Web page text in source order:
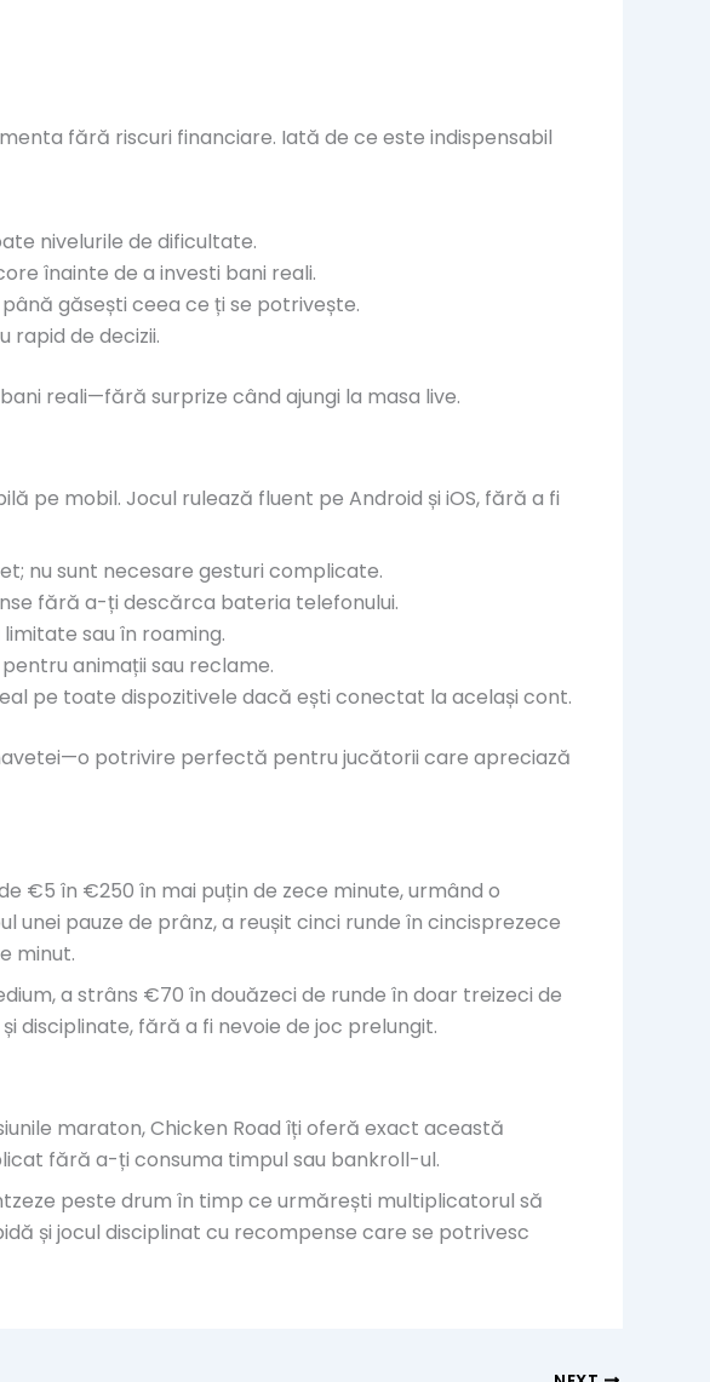
fără riscuri financiare. Iată de ce este indispensabil
nivelurile de dificultate.
înainte de a investi bani reali.
găsești ceea ce ți se potrivește.
rapid de decizii.
reali—fără surprize când ajungi la masa live.
pe mobil. Jocul rulează fluent pe Android și iOS, fără a fi
nu sunt necesare gesturi complicate.
fără a-ți descărca bateria telefonului.
sau în roaming.
animații sau reclame.
pe toate dispozitivele dacă ești conectat la același cont.
potrivire perfectă pentru jucătorii care apreciază
€5 în €250 în mai puțin de zece minute, urmând o
pauze de prânz, a reușit cinci runde în cincisprezece
minut.
a strâns €70 în douăzeci de runde în doar treizeci de
disciplinate, fără a fi nevoie de joc prelungit.
maraton, Chicken Road îți oferă exact această
fără a-ți consuma timpul sau bankroll-ul.
peste drum în timp ce urmărești multiplicatorul să
și jocul disciplinat cu recompense care se potrivesc